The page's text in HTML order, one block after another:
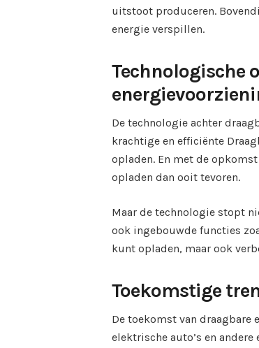
uitstoot produceren.
energie verspillen.
Technologische
De technologie achter
krachtige en efficiënte
opladen. En met de
opladen dan ooit tevoren.
Maar de technologie stopt
ook ingebouwde functies
kunt opladen, maar ook
Toekomstige
De toekomst van
elektrische auto’s en